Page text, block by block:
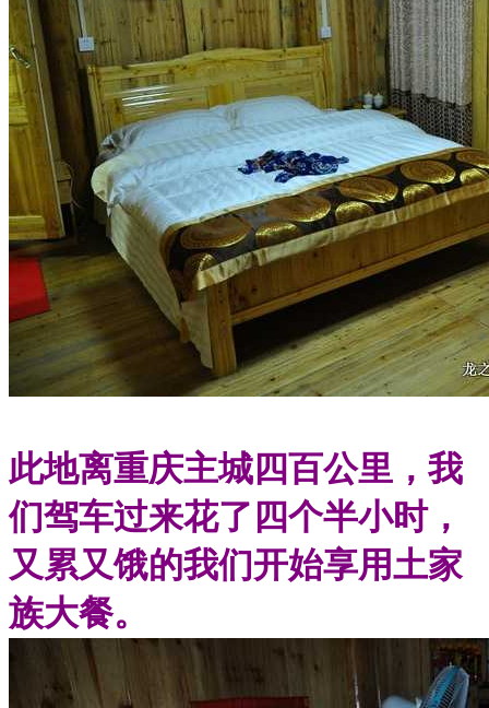
此地离重庆主城四百公里，我
们驾车过来花了四个半小时，
又累又饿的我们开始享用土家
族大餐。